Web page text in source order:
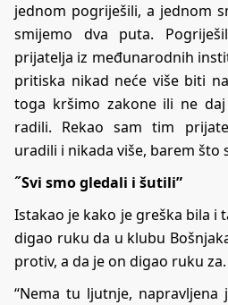
jednom pogriješili, a jednom
smijemo dva puta.
prijatelja iz međunarodnih
pritiska nikad neće više biti
toga kršimo zakone ili ne
radili. Rekao sam tim
uradili i nikada više, barem što
˝Svi smo gledali i šutili”
Istakao je kako je greška bila i
digao ruku da u klubu
protiv, a da je on digao ruku za.
“Nema tu ljutnje, napravljena